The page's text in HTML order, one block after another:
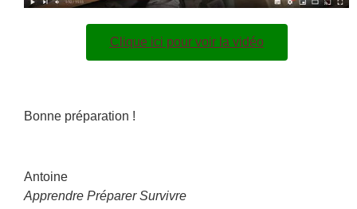
Clique ici pour voir la vidéo
Bonne préparation !
Antoine
Apprendre Préparer Survivre